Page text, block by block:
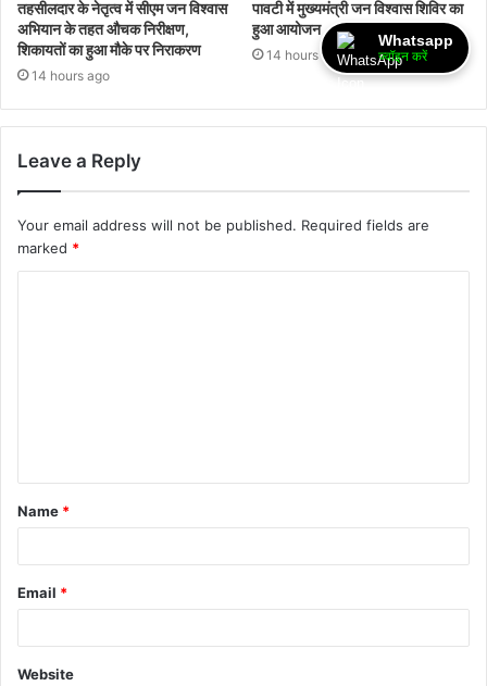
तहसीलदार के नेतृत्व में सीएम जन विश्वास
अभियान के तहत औचक निरीक्षण,
शिकायतों का हुआ मौके पर निराकरण
14 hours ago
पावटी में मुख्यमंत्री जन विश्वास शिविर का
हुआ आयोजन
14 hours ago
Leave a Reply
Your email address will not be published. Required fields are
marked *
Name *
Email *
Website
Whatsapp
ज्वॉइन करें